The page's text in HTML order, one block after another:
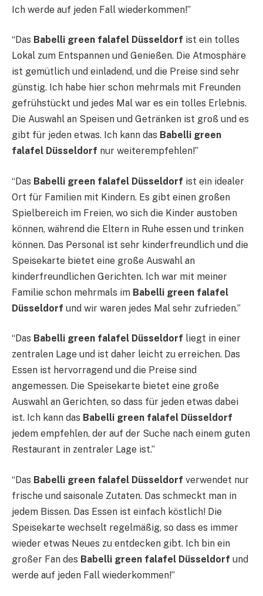
Ich werde auf jeden Fall wiederkommen!”
“Das Babelli green falafel Düsseldorf ist ein tolles
Lokal zum Entspannen und Genießen. Die Atmosphäre
ist gemütlich und einladend, und die Preise sind sehr
günstig. Ich habe hier schon mehrmals mit Freunden
gefrühstückt und jedes Mal war es ein tolles Erlebnis.
Die Auswahl an Speisen und Getränken ist groß und es
gibt für jeden etwas. Ich kann das Babelli green
falafel Düsseldorf nur weiterempfehlen!”
“Das Babelli green falafel Düsseldorf ist ein idealer
Ort für Familien mit Kindern. Es gibt einen großen
Spielbereich im Freien, wo sich die Kinder austoben
können, während die Eltern in Ruhe essen und trinken
können. Das Personal ist sehr kinderfreundlich und die
Speisekarte bietet eine große Auswahl an
kinderfreundlichen Gerichten. Ich war mit meiner
Familie schon mehrmals im Babelli green falafel
Düsseldorf und wir waren jedes Mal sehr zufrieden.”
“Das Babelli green falafel Düsseldorf liegt in einer
zentralen Lage und ist daher leicht zu erreichen. Das
Essen ist hervorragend und die Preise sind
angemessen. Die Speisekarte bietet eine große
Auswahl an Gerichten, so dass für jeden etwas dabei
ist. Ich kann das Babelli green falafel Düsseldorf
jedem empfehlen, der auf der Suche nach einem guten
Restaurant in zentraler Lage ist.”
“Das Babelli green falafel Düsseldorf verwendet nur
frische und saisonale Zutaten. Das schmeckt man in
jedem Bissen. Das Essen ist einfach köstlich! Die
Speisekarte wechselt regelmäßig, so dass es immer
wieder etwas Neues zu entdecken gibt. Ich bin ein
großer Fan des Babelli green falafel Düsseldorf und
werde auf jeden Fall wiederkommen!”